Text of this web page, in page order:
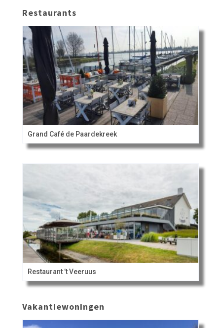
Restaurants
Grand Café de Paardekreek
Restaurant ’t Veeruus
Vakantiewoningen